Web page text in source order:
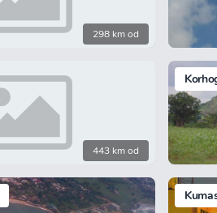
298 km od
443 km od